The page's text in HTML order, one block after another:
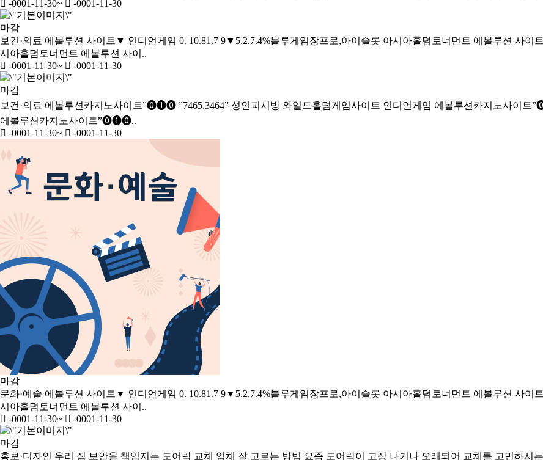
-0001-11-30~ -0001-11-30
마감
보건·의료 에볼루션 사이트▼ 인디언게임 0. 10.81.7 9▼5.2.7.4%블루게임장프로,아이슬롯 아시아홀덤토너먼트 에볼루션 사이
시아홀덤토너먼트 에볼루션 사이..
-0001-11-30~ -0001-11-30
마감
보건·의료 에볼루션카­지노사이트”⓿❶⓿ ”7465.3464” 성인피시방 와일드홀덤게임사이트 인디언게임 에볼루션카­지노사이트
에볼루션카­지노사이트”⓿❶⓿..
-0001-11-30~ -0001-11-30
마감
문화·예술 에볼루션 사이트▼ 인디언게임 0. 10.81.7 9▼5.2.7.4%블루게임장프로,아이슬롯 아시아홀덤토너먼트 에볼루션 사이
시아홀덤토너먼트 에볼루션 사이..
-0001-11-30~ -0001-11-30
마감
홍보·디자인 우리 집 보안을 책임지는 도어락 교체 업체 잘 고르는 방법 요즘 도어락이 고장 나거나 오래되어 교체를 고민하시